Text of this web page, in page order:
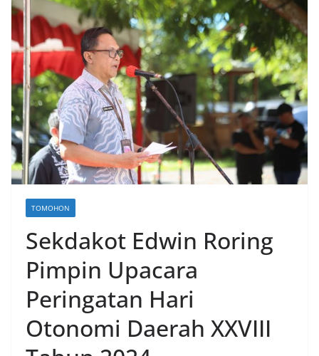
TOMOHON
Sekdakot Edwin Roring
Pimpin Upacara
Peringatan Hari
Otonomi Daerah XXVIII